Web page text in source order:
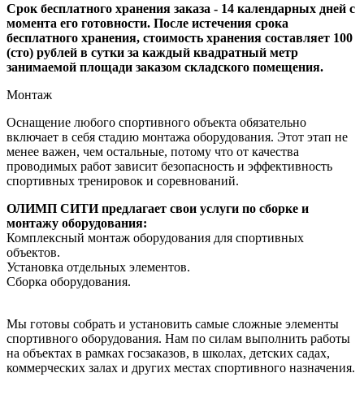
Срок бесплатного хранения заказа - 14 календарных дней с
момента его готовности. После истечения срока
бесплатного хранения, стоимость хранения составляет 100
(сто) рублей в сутки за каждый квадратный метр
занимаемой площади заказом складского помещения.
Монтаж
Оснащение любого спортивного объекта обязательно
включает в себя стадию монтажа оборудования. Этот этап не
менее важен, чем остальные, потому что от качества
проводимых работ зависит безопасность и эффективность
спортивных тренировок и соревнований.
ОЛИМП СИТИ предлагает свои услуги по сборке и
монтажу оборудования:
Комплексный монтаж оборудования для спортивных
объектов.
Установка отдельных элементов.
Сборка оборудования.
Мы готовы собрать и установить самые сложные элементы
спортивного оборудования. Нам по силам выполнить работы
на объектах в рамках госзаказов, в школах, детских садах,
коммерческих залах и других местах спортивного назначения.